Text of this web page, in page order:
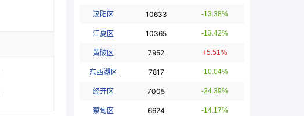
汉阳区 10633 -13.38%
江夏区 10365 -13.42%
黄陂区 7952 +5.51%
东西湖区 7817 -10.04%
经开区 7005 -24.39%
蔡甸区 6624 -14.17%